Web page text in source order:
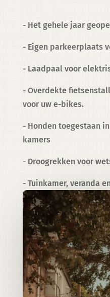
- Het gehele jaar
- Eigen parkeerplaats
- Laadpaal voor
- Overdekte
voor uw e-bikes.
- Honden toegestaan
kamers
- Droogrekken voor
- Tuinkamer, veranda